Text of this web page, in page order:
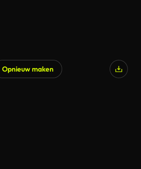
Opnieuw maken